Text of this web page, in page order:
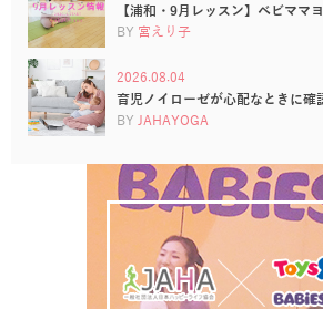
【浦和・9月レッスン】ベビママ
BY 宮えり子
2026.08.04
育児ノイローゼが心配なときに
BY JAHAYOGA